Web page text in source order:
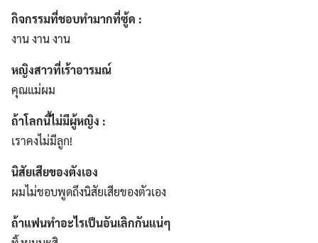
กิจกรรมที่ชอบทำมากที่ซู้ด :
งาน งาน งาน
หญิงสาวที่เร้าอารมณ์
คุณแม่ผม
ถ้าโลกนี้ไม่มีผู้หญิง :
เราคงไม่มีลูก!
นิสัยเสียของตังเอง
ผมไม่ชอบพูดถึงนิสัยเสียของตัวเอง
ถ้าแฟนทำอะไรเป็นอันเลิกกันแน่ๆ